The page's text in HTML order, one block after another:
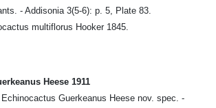
- Addisonia 3(5-6): p. 5, Plate 83.
multiflorus Hooker 1845.
Heese 1911
Guerkeanus Heese nov. spec. -